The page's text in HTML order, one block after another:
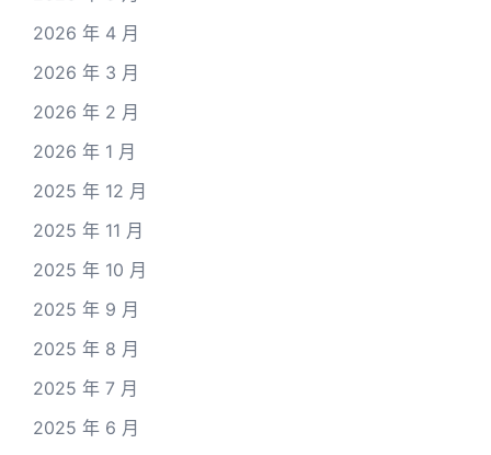
2026 年 4 月
2026 年 3 月
2026 年 2 月
2026 年 1 月
2025 年 12 月
2025 年 11 月
2025 年 10 月
2025 年 9 月
2025 年 8 月
2025 年 7 月
2025 年 6 月